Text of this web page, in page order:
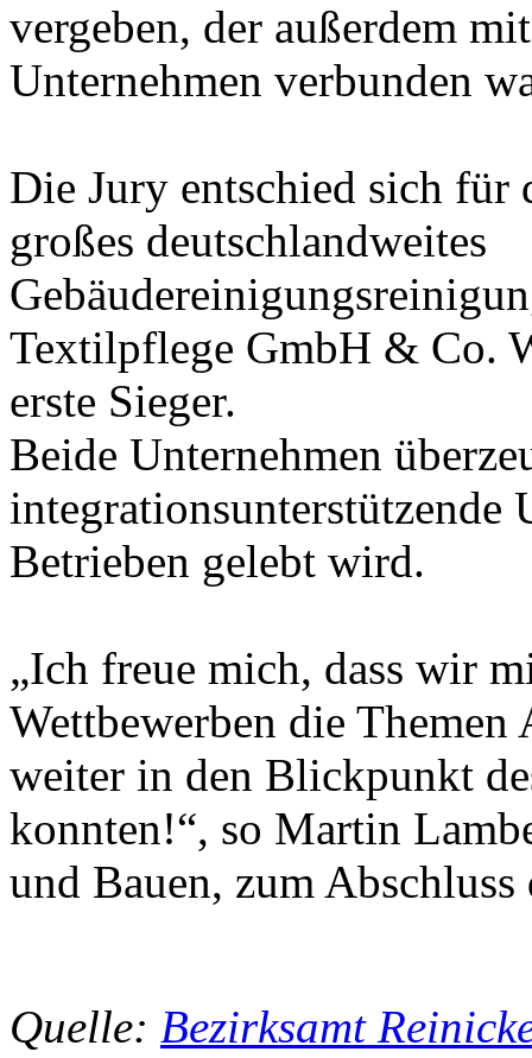
vergeben, der außerdem
Unternehmen verbunden
Die Jury entschied sich für
großes deutschlandweites
Textilpflege GmbH & Co.
erste Sieger.
Beide Unternehmen
integrationsunterstützende
Betrieben gelebt wird.
„Ich freue mich, dass wir
Wettbewerben die
weiter in den Blickpunkt
konnten!“, so Martin
und Bauen, zum
Quelle: Bezirksamt